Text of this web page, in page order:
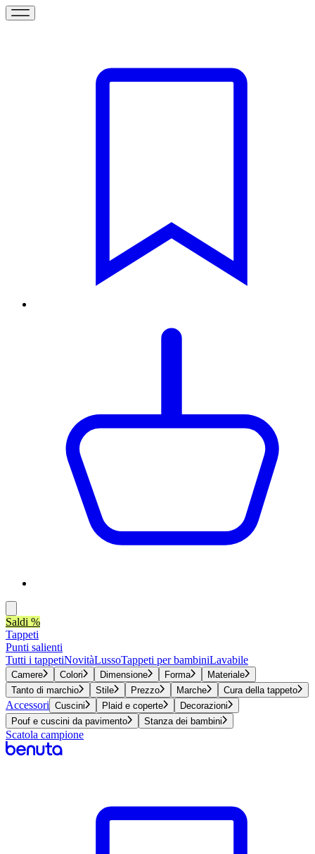
Saldi %
Tappeti
Punti salienti
Tutti i tappetiNovitàLussoTappeti per bambiniLavabile
Camere Colori Dimensione Forma
Materiale
Tanto di marchio
Stile Prezzo Marche Cura della tappeto
Accessori Cuscini Plaid e coperte
Decorazioni
Pouf e cuscini da pavimento
Stanza dei bambini
Scatola campione